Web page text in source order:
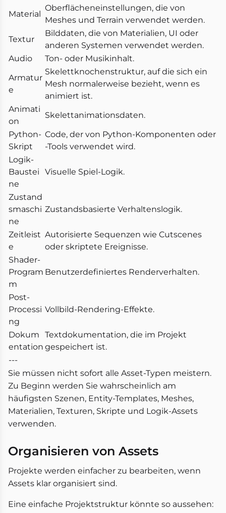
Material
Oberflächeneinstellungen, die von
Meshes und Terrain verwendet werden.
Textur
Bilddaten, die von Materialien, UI oder
anderen Systemen verwendet werden.
Audio
Ton- oder Musikinhalt.
Armatur
e
Skelettknochenstruktur, auf die sich ein
Mesh normalerweise bezieht, wenn es
animiert ist.
Animati
on
Skelettanimationsdaten.
Python-
Skript
Code, der von Python-Komponenten oder
-Tools verwendet wird.
Logik-
Baustei
ne
Visuelle Spiel-Logik.
Zustand
smaschi
ne
Zustandsbasierte Verhaltenslogik.
Zeitleist
e
Autorisierte Sequenzen wie Cutscenes
oder skriptete Ereignisse.
Shader-
Program
m
Benutzerdefiniertes Renderverhalten.
Post-
Processi
ng
Vollbild-Rendering-Effekte.
Dokum
entation
Textdokumentation, die im Projekt
gespeichert ist.
---
Sie müssen nicht sofort alle Asset-Typen meistern.
Zu Beginn werden Sie wahrscheinlich am
häufigsten Szenen, Entity-Templates, Meshes,
Materialien, Texturen, Skripte und Logik-Assets
verwenden.
Organisieren von Assets
Projekte werden einfacher zu bearbeiten, wenn
Assets klar organisiert sind.
Eine einfache Projektstruktur könnte so aussehen: